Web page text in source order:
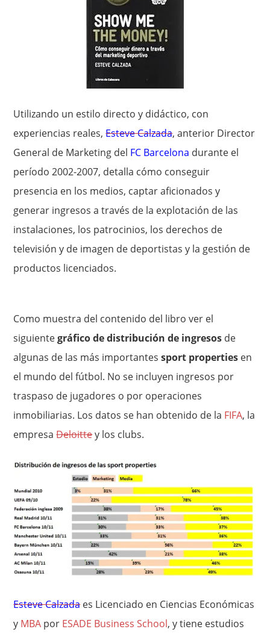
Utilizando un estilo directo y didáctico, con
experiencias reales,Esteve Calzada, anterior Director
General de Marketing del FC Barcelona durante el
período 2002-2007, detalla cómo conseguir
presencia en los medios, captar aficionados y
generar ingresos a través de la explotación de las
instalaciones, los patrocinios, los derechos de
televisión y de imagen de deportistas y la gestión de
productos licenciados.
Como muestra del contenido del libro ver el
siguientegráfico de distribución de ingresos de
algunas de las más importantessport properties en
el mundo del fútbol. No se incluyen ingresos por
traspaso de jugadores o por operaciones
inmobiliarias. Los datos se han obtenido de la FIFA, la
empresaDeloittey los clubs.
Esteve Calzadaes Licenciado en Ciencias Económicas
y MBA por ESADE Business School, y tiene estudios